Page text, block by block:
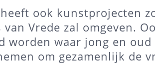
ook kunstprojecten
van Vrede zal omgeven.
worden waar jong en
om gezamenlijk de